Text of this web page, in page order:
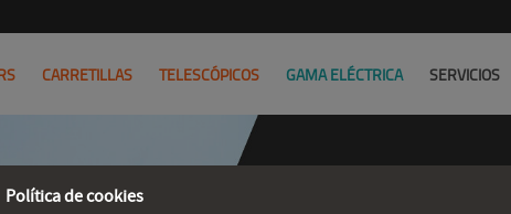
CARRETILLAS TELESCÓPICOS GAMA ELÉCTRICA SERVICIOS
Política de cookies